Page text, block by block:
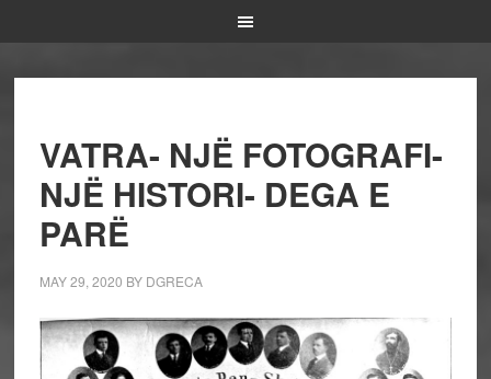
VATRA- NJË FOTOGRAFI-
NJË HISTORI- DEGA E
PARË
MAY 29, 2020 BY DGRECA